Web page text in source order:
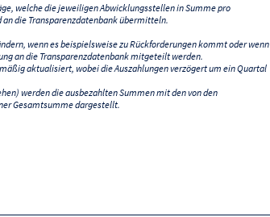
welche die jeweiligen Abwicklungsstellen in Summe pro
die Transparenzdatenbank übermitteln.
wenn es beispielsweise zu Rückforderungen kommt oder wenn
an die Transparenzdatenbank mitgeteilt werden.
aktualisiert, wobei die Auszahlungen verzögert um ein Quartal
werden die ausbezahlten Summen mit den von den
Gesamtsumme dargestellt.